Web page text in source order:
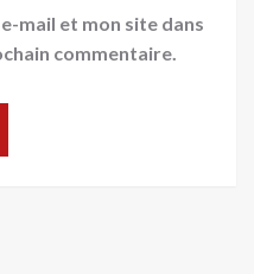
mail et mon site dans
commentaire.